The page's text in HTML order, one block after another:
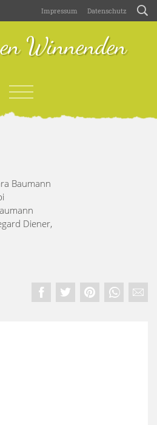
Impressum Datenschutz
Winnenden
Baumann
Diener,